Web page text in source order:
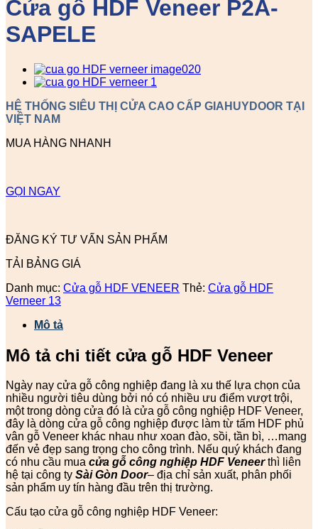
Cửa gỗ HDF Veneer P2A-
SAPELE
HỆ THỐNG SIÊU THỊ CỬA CAO CẤP GIAHUYDOOR TẠI
VIỆT NAM
MUA HÀNG NHANH
GỌI NGAY
ĐĂNG KÝ TƯ VẤN SẢN PHẨM
TẢI BẢNG GIÁ
Danh mục: Cửa gỗ HDF VENEER Thẻ: Cửa gỗ HDF
Verneer 13
Mô tả
Mô tả chi tiết cửa gỗ HDF Veneer
Ngày nay cửa gỗ công nghiệp đang là xu thế lựa chọn của
nhiều người tiêu dùng bởi nó có nhiều ưu điểm vượt trội,
một trong dòng cửa đó là cửa gỗ công nghiệp HDF Veneer,
đây là dòng cửa gỗ công nghiệp được làm từ tấm HDF phủ
vân gỗ Veneer khác nhau như xoan đào, sồi, tần bì, …mang
đến vẻ đẹp sang trọng cho công trình. Nếu quý khách đang
có nhu cầu mua cửa gỗ công nghiệp HDF Veneerthì liên
hệ tại công ty Sài Gòn Door– địa chỉ sản xuất, phân phối
sản phẩm uy tín hàng đầu trên thị trường.
Cấu tạo cửa gỗ công nghiệp HDF Veneer: